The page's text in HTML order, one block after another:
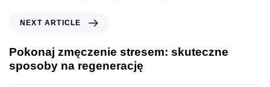
NEXT ARTICLE
Pokonaj zmęczenie stresem: skuteczne
sposoby na regenerację